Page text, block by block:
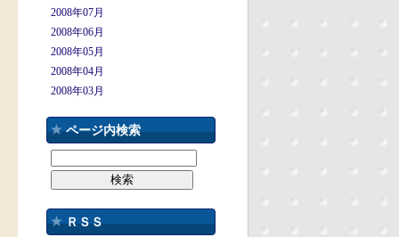
2008年07月
2008年06月
2008年05月
2008年04月
2008年03月
ページ内検索
ＲＳＳ